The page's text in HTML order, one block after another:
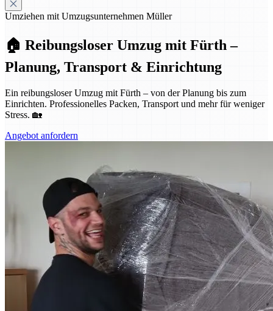
Umziehen mit Umzugsunternehmen Müller
🏠 Reibungsloser Umzug mit Fürth –
Planung, Transport & Einrichtung
Ein reibungsloser Umzug mit Fürth – von der Planung bis zum
Einrichten. Professionelles Packen, Transport und mehr für weniger
Stress. 🏡
Angebot anfordern